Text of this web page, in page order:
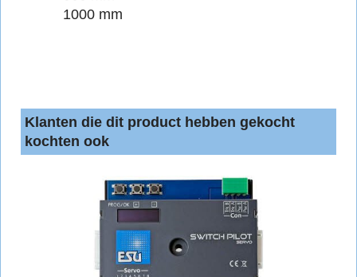
1000 mm
Klanten die dit product hebben gekocht
kochten ook